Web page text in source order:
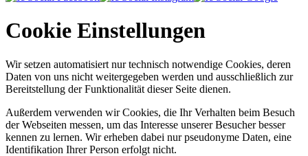
Cookie Einstellungen
Wir setzen automatisiert nur technisch notwendige Cookies, deren
Daten von uns nicht weitergegeben werden und ausschließlich zur
Bereitstellung der Funktionalität dieser Seite dienen.
Außerdem verwenden wir Cookies, die Ihr Verhalten beim Besuch
der Webseiten messen, um das Interesse unserer Besucher besser
kennen zu lernen. Wir erheben dabei nur pseudonyme Daten, eine
Identifikation Ihrer Person erfolgt nicht.